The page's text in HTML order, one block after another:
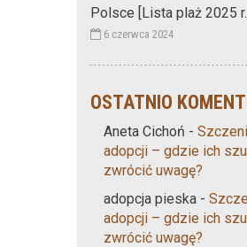
Polsce [Lista plaż 2025
6 czerwca 2024
OSTATNIO
Aneta Cichoń -
adopcji – gdzie ich
zwrócić uwagę?
adopcja pieska -
adopcji – gdzie ich
zwrócić uwagę?